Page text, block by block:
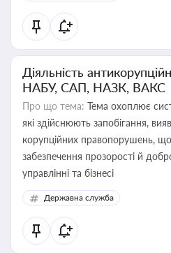
Діяльність
НАБУ, САП, НАЗК, ВАКС
Про що тема: Тема охоплює
які здійснюють запобігання,
корупційних правопорушень,
забезпечення прозорості й
управлінні та бізнесі
Державна служба